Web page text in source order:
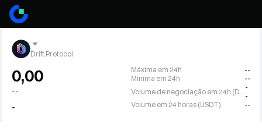
Drift Protocol
0,00
--
-
Máxima em 24h
--
Mínima em 24h
--
-
-
Volume em 24 horas (USDT)
--